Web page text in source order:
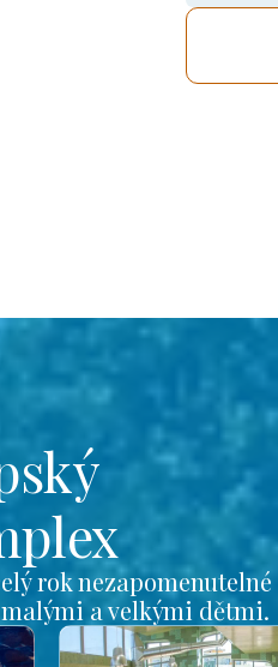
rok
a velkými dětmi.